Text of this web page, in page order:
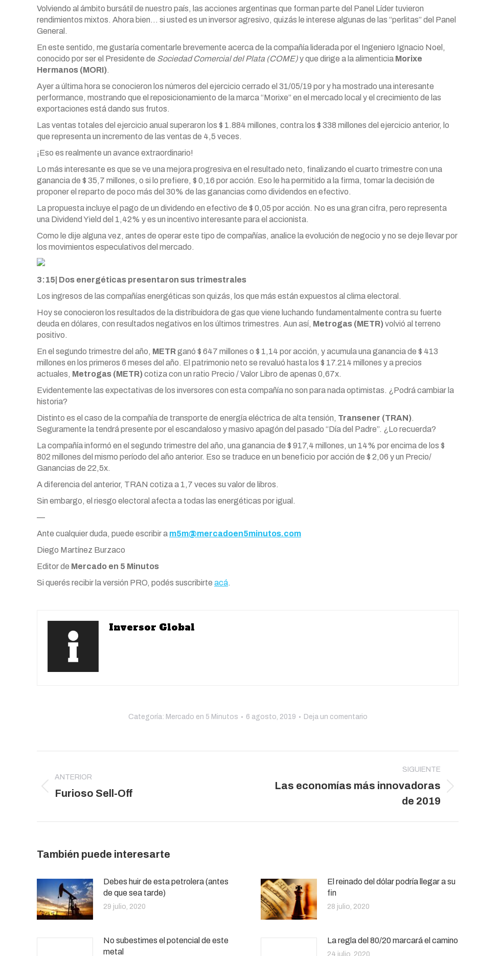
Volviendo al ámbito bursátil de nuestro país, las acciones argentinas que forman parte del Panel Líder tuvieron
rendimientos mixtos. Ahora bien… si usted es un inversor agresivo, quizás le interese algunas de las “perlitas” del Panel
General.
En este sentido, me gustaría comentarle brevemente acerca de la compañía liderada por el Ingeniero Ignacio Noel,
conocido por ser el Presidente de Sociedad Comercial del Plata (COME)y que dirige a la alimenticia Morixe
Hermanos (MORI).
Ayer a última hora se conocieron los números del ejercicio cerrado el 31/05/19 por y ha mostrado una interesante
performance, mostrando que el reposicionamiento de la marca “Morixe” en el mercado local y el crecimiento de las
exportaciones está dando sus frutos.
Las ventas totales del ejercicio anual superaron los $ 1.884 millones, contra los $ 338 millones del ejercicio anterior, lo
que representa un incremento de las ventas de 4,5 veces.
¡Eso es realmente un avance extraordinario!
Lo más interesante es que se ve una mejora progresiva en el resultado neto, finalizando el cuarto trimestre con una
ganancia de $ 35,7 millones, o si lo prefiere, $ 0,16 por acción. Eso le ha permitido a la firma, tomar la decisión de
proponer el reparto de poco más del 30% de las ganancias como dividendos en efectivo.
La propuesta incluye el pago de un dividendo en efectivo de $ 0,05 por acción. No es una gran cifra, pero representa
una Dividend Yield del 1,42% y es un incentivo interesante para el accionista.
Como le dije alguna vez, antes de operar este tipo de compañías, analice la evolución de negocio y no se deje llevar por
los movimientos especulativos del mercado.
3:15| Dos energéticas presentaron sus trimestrales
Los ingresos de las compañías energéticas son quizás, los que más están expuestos al clima electoral.
Hoy se conocieron los resultados de la distribuidora de gas que viene luchando fundamentalmente contra su fuerte
deuda en dólares, con resultados negativos en los últimos trimestres. Aun así, Metrogas (METR)volvió al terreno
positivo.
En el segundo trimestre del año, METRganó $ 647 millones o $ 1,14 por acción, y acumula una ganancia de $ 413
millones en los primeros 6 meses del año. El patrimonio neto se revaluó hasta los $ 17.214 millones y a precios
actuales, Metrogas (METR)cotiza con un ratio Precio / Valor Libro de apenas 0,67x.
Evidentemente las expectativas de los inversores con esta compañía no son para nada optimistas. ¿Podrá cambiar la
historia?
Distinto es el caso de la compañía de transporte de energía eléctrica de alta tensión, Transener (TRAN).
Seguramente la tendrá presente por el escandaloso y masivo apagón del pasado “Día del Padre”. ¿Lo recuerda?
La compañía informó en el segundo trimestre del año, una ganancia de $ 917,4 millones, un 14% por encima de los $
802 millones del mismo período del año anterior. Eso se traduce en un beneficio por acción de $ 2,06 y un Precio/
Ganancias de 22,5x.
A diferencia del anterior, TRAN cotiza a 1,7 veces su valor de libros.
Sin embargo, el riesgo electoral afecta a todas las energéticas por igual.
—
Ante cualquier duda, puede escribir a m5m@mercadoen5minutos.com
Diego Martínez Burzaco
Editor de Mercado en 5 Minutos
Si querés recibir la versión PRO, podés suscribirte acá.
Inversor Global
Categoría: Mercado en 5 Minutos 6 agosto, 2019 Deja un comentario
entre
publicaciones
ANTERIOR
Publicación
Furioso Sell-Off
SIGUIENTE
Publicación
Las economías más innovadoras
de 2019
También puede interesarte
Debes huir de esta petrolera (antes
de que sea tarde)
29 julio, 2020
El reinado del dólar podría llegar a su
fin
28 julio, 2020
No subestimes el potencial de este
metal
La regla del 80/20 marcará el camino
24 julio, 2020